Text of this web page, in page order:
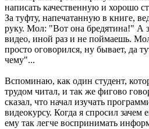
написать качественную и хорошо
За туфту, напечатанную в книге,
руку. Мол: "Вот она бредятина!" А
видео, иной раз и не поймаешь.
просто оговорился, ну бывает, да
чему"...
Вспоминаю, как один студент,
трудом читал, и так же фигово
сказал, что начал изучать
видеокурсу. Когда я спросил зачем
ему так легче воспринимать